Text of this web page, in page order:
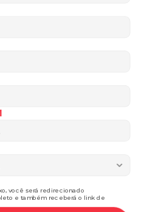
você será redirecionado
e também receberá o link de